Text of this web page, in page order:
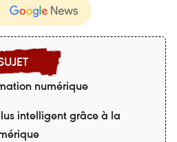
numérique
intelligent grâce à la